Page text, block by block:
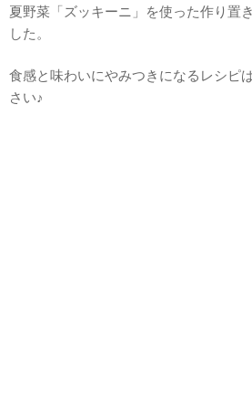
夏野菜「ズッキーニ」を使った作り置
した。
食感と味わいにやみつきになるレシピ
さい♪